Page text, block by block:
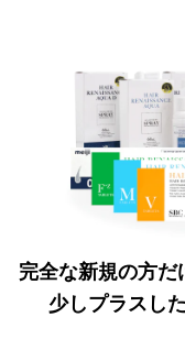
完全な新規の方だ
少しプラスし